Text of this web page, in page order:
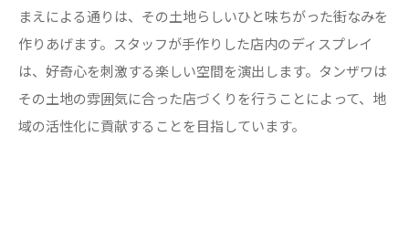
まえによる通りは、その土地らしいひと味ちがった街なみを
作りあげます。スタッフが手作りした店内のディスプレイ
は、好奇心を刺激する楽しい空間を演出します。タンザワは
その土地の雰囲気に合った店づくりを行うことによって、地
域の活性化に貢献することを目指しています。